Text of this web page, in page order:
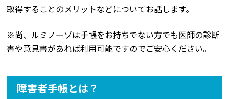
取得することのメリットなどについてお話します。
※尚、ルミノーゾは手帳をお持ちでない方でも医師の診断
書や意見書があれば利用可能ですのでご安心ください。
障害者手帳とは？